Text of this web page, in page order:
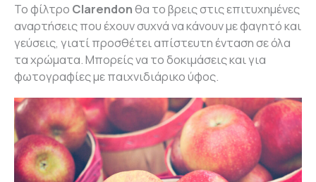
Το φίλτρο Clarendonθα το βρεις στις επιτυχημένες
αναρτήσεις που έχουν συχνά να κάνουν με φαγητό και
γεύσεις, γιατί προσθέτει απίστευτη ένταση σε όλα
τα χρώματα. Μπορείς να το δοκιμάσεις και για
φωτογραφίες με παιχνιδιάρικο ύφος.